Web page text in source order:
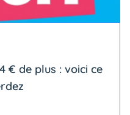
€ de plus : voici ce